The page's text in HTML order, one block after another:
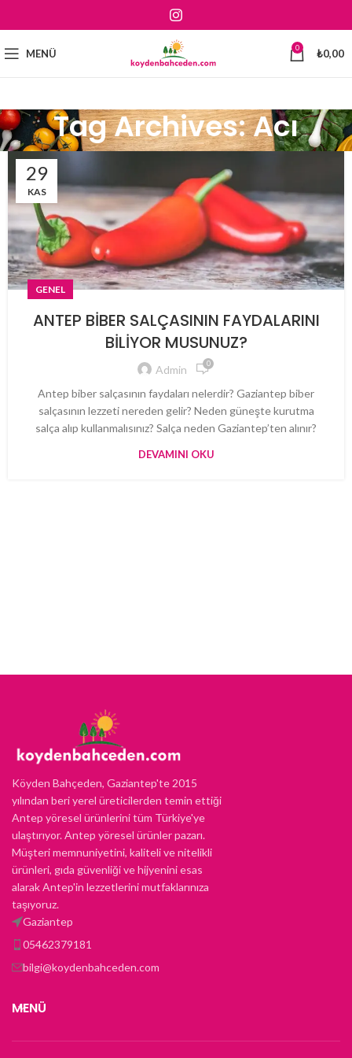
MENÜ 0 ₺0,00
Tag Archives: Acı
29
KAS
GENEL
ANTEP BİBER SALÇASININ FAYDALARINI
BİLİYOR MUSUNUZ?
Admin 0
Antep biber salçasının faydaları nelerdir? Gaziantep biber
salçasının lezzeti nereden gelir? Neden güneşte kurutma
salça alıp kullanmalısınız? Salça neden Gaziantep’ten alınır?
DEVAMINI OKU
Köyden Bahçeden, Gaziantep'te 2015
yılından beri yerel üreticilerden temin ettiği
Antep yöresel ürünlerini tüm Türkiye'ye
ulaştırıyor. Antep yöresel ürünler pazarı.
Müşteri memnuniyetini, kaliteli ve nitelikli
ürünleri, gıda güvenliği ve hijyenini esas
alarak Antep'in lezzetlerini mutfaklarınıza
taşıyoruz.
Gaziantep
05462379181
bilgi@koydenbahceden.com
MENÜ